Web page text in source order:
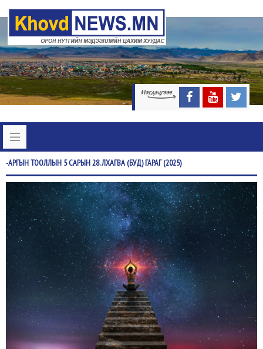
-АРГЫНТООЛЛЫН 5 САРЫН 28. ЛХАГВА (БУД) ГАРАГ (2025)